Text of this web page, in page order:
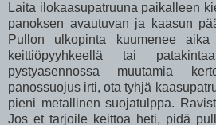
Laita ilokaasupatruuna paikalleen
panoksen avautuvan ja kaasun
Pullon ulkopinta kuumenee
keittiöpyyhkeellä tai
pystyasennossa muutamia
panossuojus irti, ota tyhjä
pieni metallinen suojatulppa.
Jos et tarjoile keittoa heti, pidä